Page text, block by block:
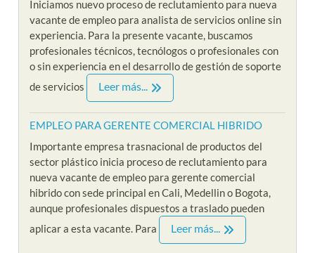
Iniciamos nuevo proceso de reclutamiento para nueva
vacante de empleo para analista de servicios online sin
experiencia. Para la presente vacante, buscamos
profesionales técnicos, tecnólogos o profesionales con
o sin experiencia en el desarrollo de gestión de soporte
de servicios
Leer más...
EMPLEO PARA GERENTE COMERCIAL HIBRIDO
Importante empresa trasnacional de productos del
sector plástico inicia proceso de reclutamiento para
nueva vacante de empleo para gerente comercial
hibrido con sede principal en Cali, Medellin o Bogota,
aunque profesionales dispuestos a traslado pueden
aplicar a esta vacante. Para
Leer más...